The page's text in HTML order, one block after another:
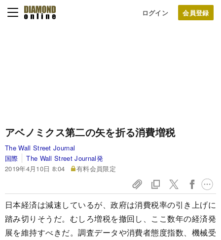
ログイン
アベノミクス第二の矢を折る消費増税
The Wall Street Journal
国際
The Wall Street Journal発
2019年4月10日 8:04
有料会員限定
日本経済は減速しているが、政府は消費税率の引き上げに
踏み切りそうだ。むしろ増税を撤回し、ここ数年の経済発
展を維持すべきだ。調査データや消費者態度指数、機械受